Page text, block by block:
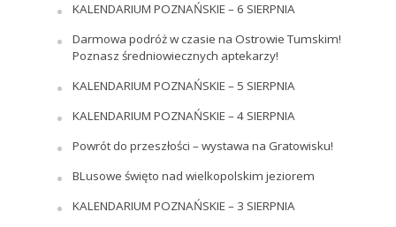
KALENDARIUM POZNAŃSKIE – 6 SIERPNIA
Darmowa podróż w czasie na Ostrowie Tumskim!
Poznasz średniowiecznych aptekarzy!
KALENDARIUM POZNAŃSKIE – 5 SIERPNIA
KALENDARIUM POZNAŃSKIE – 4 SIERPNIA
Powrót do przeszłości – wystawa na Gratowisku!
BLusowe święto nad wielkopolskim jeziorem
KALENDARIUM POZNAŃSKIE – 3 SIERPNIA